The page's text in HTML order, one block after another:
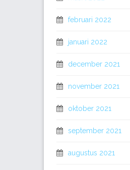
februari 2022
januari 2022
december 2021
november 2021
oktober 2021
september 2021
augustus 2021